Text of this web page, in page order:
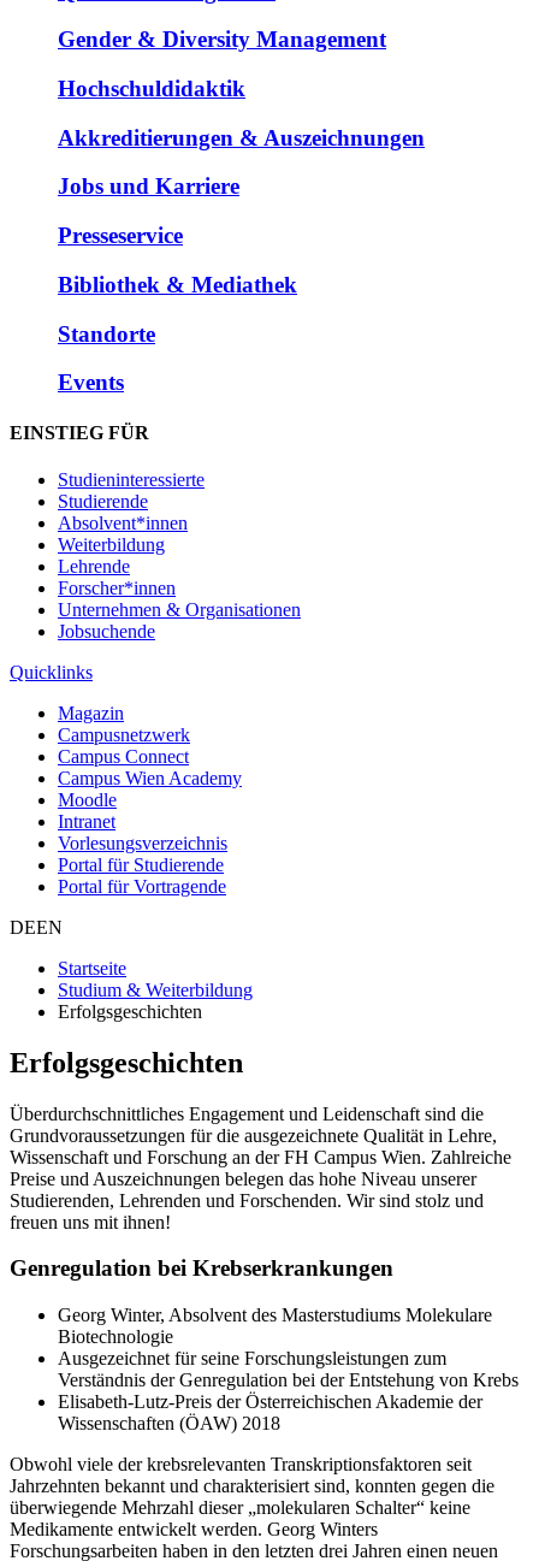
Gender & Diversity Management
Hochschuldidaktik
Akkreditierungen & Auszeichnungen
Jobs und Karriere
Presseservice
Bibliothek & Mediathek
Standorte
Events
EINSTIEG FÜR
Studieninteressierte
Studierende
Absolvent*innen
Weiterbildung
Lehrende
Forscher*innen
Unternehmen & Organisationen
Jobsuchende
Quicklinks
Magazin
Campusnetzwerk
Campus Connect
Campus Wien Academy
Moodle
Intranet
Vorlesungsverzeichnis
Portal für Studierende
Portal für Vortragende
DEEN
Startseite
Studium & Weiterbildung
Erfolgsgeschichten
Erfolgsgeschichten
Überdurchschnittliches Engagement und Leidenschaft sind die
Grundvoraussetzungen für die ausgezeichnete Qualität in Lehre,
Wissenschaft und Forschung an der FH Campus Wien. Zahlreiche
Preise und Auszeichnungen belegen das hohe Niveau unserer
Studierenden, Lehrenden und Forschenden. Wir sind stolz und
freuen uns mit ihnen!
Genregulation bei Krebserkrankungen
Georg Winter, Absolvent des Masterstudiums Molekulare
Biotechnologie
Ausgezeichnet für seine Forschungsleistungen zum
Verständnis der Genregulation bei der Entstehung von Krebs
Elisabeth-Lutz-Preis der Österreichischen Akademie der
Wissenschaften (ÖAW) 2018
Obwohl viele der krebsrelevanten Transkriptionsfaktoren seit
Jahrzehnten bekannt und charakterisiert sind, konnten gegen die
überwiegende Mehrzahl dieser „molekularen Schalter“ keine
Medikamente entwickelt werden. Georg Winters
Forschungsarbeiten haben in den letzten drei Jahren einen neuen